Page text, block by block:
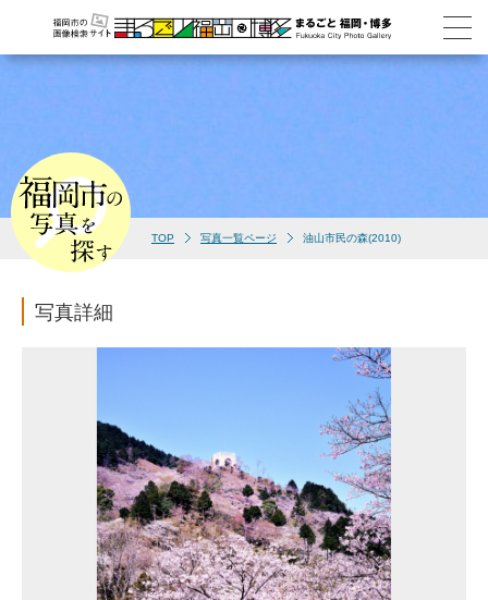
TOP 写真一覧ページ 油山市民の森(2010)
写真詳細